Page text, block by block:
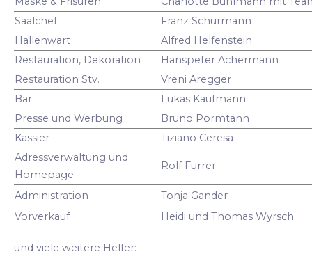
Saalchef
Franz Schürmann
Hallenwart
Alfred Helfenstein
Restauration, Dekoration
Hanspeter Achermann
Restauration Stv.
Vreni Aregger
Bar
Lukas Kaufmann
Presse und Werbung
Bruno Pormtann
Kassier
Tiziano Ceresa
Adressverwaltung und
Homepage
Rolf Furrer
Administration
Tonja Gander
Vorverkauf
Heidi und Thomas Wyrsch
und viele weitere Helfer: